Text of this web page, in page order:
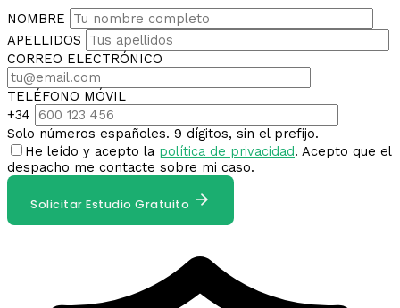
NOMBRE
APELLIDOS
CORREO ELECTRÓNICO
TELÉFONO MÓVIL
+34
Solo números españoles. 9 dígitos, sin el prefijo.
He leído y acepto la política de privacidad. Acepto que el
despacho me contacte sobre mi caso.
Solicitar Estudio Gratuito